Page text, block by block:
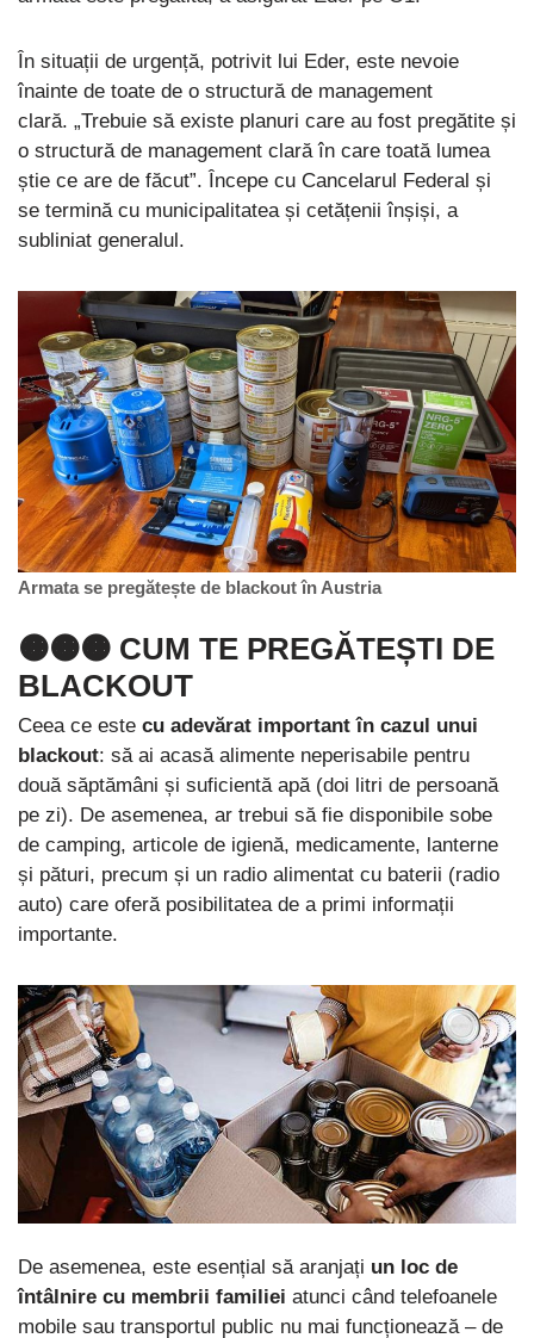
În situații de urgență, potrivit lui Eder, este nevoie
înainte de toate de o structură de management
clară. „Trebuie să existe planuri care au fost pregătite și
o structură de management clară în care toată lumea
știe ce are de făcut”. Începe cu Cancelarul Federal și
se termină cu municipalitatea și cetățenii înșiși, a
subliniat generalul.
Armata se pregătește de blackout în Austria
🟠🟠🟠 CUM TE PREGĂTEȘTI DE
BLACKOUT
Ceea ce este cu adevărat important în cazul unui
blackout: să ai acasă alimente neperisabile pentru
două săptămâni și suficientă apă (doi litri de persoană
pe zi). De asemenea, ar trebui să fie disponibile sobe
de camping, articole de igienă, medicamente, lanterne
și pături, precum și un radio alimentat cu baterii (radio
auto) care oferă posibilitatea de a primi informații
importante.
De asemenea, este esențial să aranjați un loc de
întâlnire cu membrii familiei atunci când telefoanele
mobile sau transportul public nu mai funcționează – de